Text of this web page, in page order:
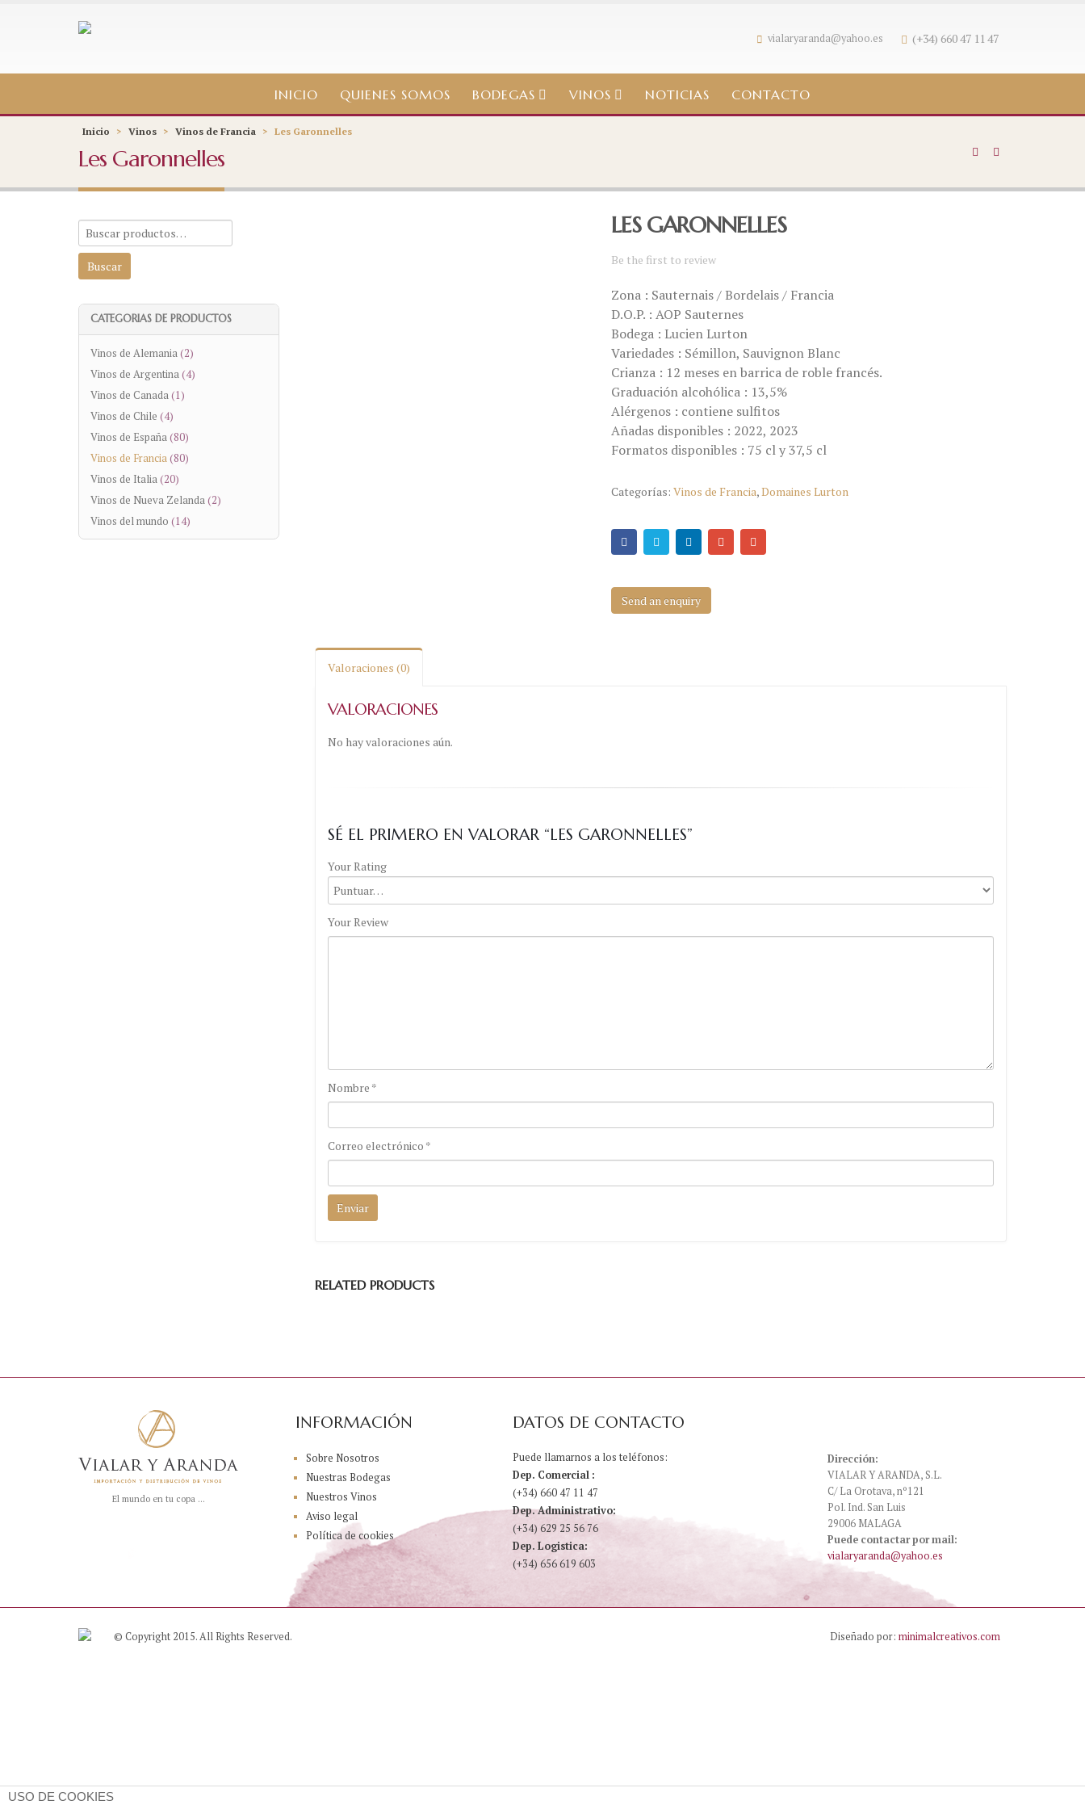
vialaryaranda@yahoo.es (+34) 660 47 11 47
INICIO QUIENES SOMOS BODEGAS VINOS NOTICIAS CONTACTO
Inicio > Vinos > Vinos de Francia > Les Garonnelles
Les Garonnelles
LES GARONNELLES
Be the first to review
Zona : Sauternais / Bordelais / Francia
D.O.P. : AOP Sauternes
Bodega : Lucien Lurton
Variedades : Sémillon, Sauvignon Blanc
Crianza : 12 meses en barrica de roble francés.
Graduación alcohólica : 13,5%
Alérgenos : contiene sulfitos
Añadas disponibles : 2022, 2023
Formatos disponibles : 75 cl y 37,5 cl
Categorías:Vinos de Francia,Domaines Lurton
Send an enquiry
Valoraciones (0)
VALORACIONES
No hay valoraciones aún.
SÉ EL PRIMERO EN VALORAR “LES GARONNELLES”
Your Rating
Your Review
Nombre *
Correo electrónico *
RELATED PRODUCTS
CATEGORIAS DE PRODUCTOS
Vinos de Alemania(2)
Vinos de Argentina(4)
Vinos de Canada(1)
Vinos de Chile (4)
Vinos de España(80)
Vinos de Francia(80)
Vinos de Italia(20)
Vinos de Nueva Zelanda(2)
Vinos del mundo (14)
El mundo en tu copa ...
INFORMACIÓN
Sobre Nosotros
Nuestras Bodegas
Nuestros Vinos
Aviso legal
Política de cookies
DATOS DE CONTACTO
Puede llamarnos a los teléfonos:
Dep. Comercial :
(+34) 660 47 11 47
Dep. Administrativo:
(+34) 629 25 56 76
Dep. Logistica:
(+34) 656 619 603
Dirección:
VIALAR Y ARANDA, S.L.
C/ La Orotava, nº121
Pol. Ind. San Luis
29006 MALAGA
Puede contactar por mail:
vialaryaranda@yahoo.es
© Copyright 2015. All Rights Reserved. Diseñado por: minimalcreativos.com
USO DE COOKIES